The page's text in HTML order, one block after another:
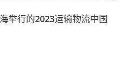
举行的2023运输物流中国